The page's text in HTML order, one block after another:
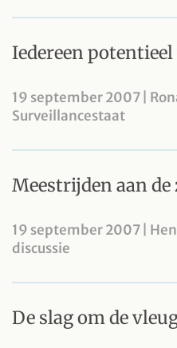
Iedereen
19 september 2007 |
Surveillancestaat
Meestrijden aan de
19 september 2007 |
discussie
De slag om de